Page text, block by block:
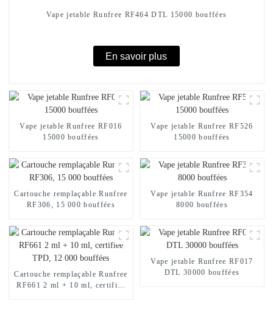
Vape jetable Runfree RF464 DTL 15000 bouffées
En savoir plus
Vape jetable Runfree RF016
15000 bouffées
Vape jetable Runfree RF526
15000 bouffées
Cartouche remplaçable Runfree
RF306, 15 000 bouffées
Vape jetable Runfree RF354
8000 bouffées
Cartouche remplaçable Runfree
RF661 2 ml + 10 ml, certifiée
Vape jetable Runfree RF017
DTL 30000 bouffées